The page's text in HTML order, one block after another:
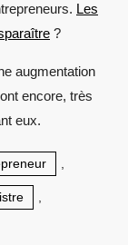
Les
?
augmentation
encore, très
eux.